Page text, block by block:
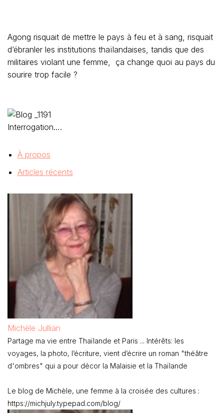
Agong risquait de mettre le pays à feu et à sang, risquait
d’ébranler les institutions thaïlandaises, tandis que des
militaires violant une femme, ça change quoi au pays du
sourire trop facile ?
Interrogation….
À propos
Articles récents
Michèle Jullian
Partage ma vie entre Thaïlande et Paris ... Intérêts: les
voyages, la photo, l’écriture, vient d’écrire un roman "théâtre
d'ombres" qui a pour décor la Malaisie et la Thaïlande
Le blog de Michèle, une femme à la croisée des cultures :
https://michjuly.typepad.com/blog/